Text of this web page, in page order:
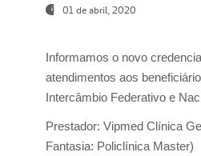
01 de abril, 2020
Informamos o novo
atendimentos aos
Intercâmbio Federativo e
Prestador: Vipmed Clínica
Fantasia: Policlínica Master)